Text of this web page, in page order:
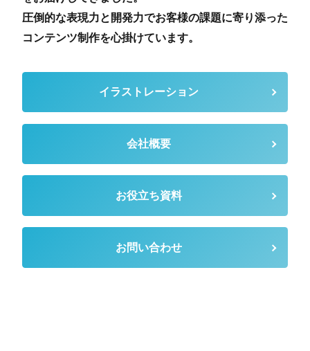
圧倒的な表現力と開発力でお客様の課題に寄り添った
コンテンツ制作を心掛けています。
イラストレーション
会社概要
お役立ち資料
お問い合わせ